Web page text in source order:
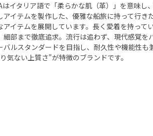
はイタリア語で「柔らかな肌（革）」を意味し
アイテムを製作した、優雅な船旅に持って行き
アイテムを展開しています。長く愛着を持って
細部まで徹底追求。流行は追わず、現代感覚を
バルスタンダードを目指し、耐久性や機能性も
気ない上質さ"が特徴のブランドです。